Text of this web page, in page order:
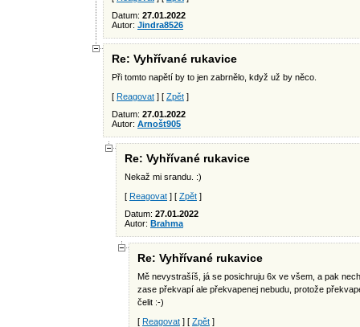
Datum: 27.01.2022
Autor: Jindra8526
Re: Vyhřívané rukavice
Při tomto napětí by to jen zabrnělo, když už by něco.
[ Reagovat ] [ Zpět ]
Datum: 27.01.2022
Autor: Arnošt905
Re: Vyhřívané rukavice
Nekaž mi srandu. :)
[ Reagovat ] [ Zpět ]
Datum: 27.01.2022
Autor: Brahma
Re: Vyhřívané rukavice
Mě nevystrašíš, já se posichruju 6x ve všem, a pak
zase překvapí ale překvapenej nebudu, protože
čelit :-)
[ Reagovat ] [ Zpět ]